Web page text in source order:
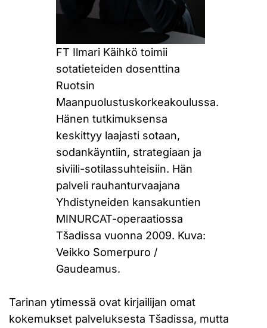
FT Ilmari Käihkö toimii
sotatieteiden dosenttina
Ruotsin
Maanpuolustuskorkeakoulussa.
Hänen tutkimuksensa
keskittyy laajasti sotaan,
sodankäyntiin, strategiaan ja
siviili-sotilassuhteisiin. Hän
palveli rauhanturvaajana
Yhdistyneiden kansakuntien
MINURCAT-operaatiossa
Tšadissa vuonna 2009. Kuva:
Veikko Somerpuro /
Gaudeamus.
Tarinan ytimessä ovat kirjailijan omat
kokemukset palveluksesta Tšadissa, mutta